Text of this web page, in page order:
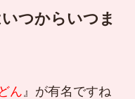
つからいつま
ん 』が有名ですね